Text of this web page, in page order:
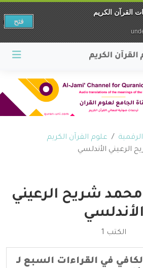
علوم القرآن الكريم
الرعيني الأندلسي
محمد شريح الرعيني
الأندلسي
الكتب 1
في القراءات السبع لـ
القرآن الكريم
فتح